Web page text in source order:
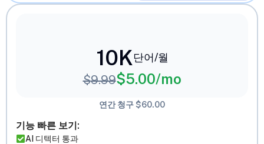
10K단어/월
$9.99$5.00/mo
연간 청구 $60.00
기능 빠른 보기:
AI 디텍터 통과